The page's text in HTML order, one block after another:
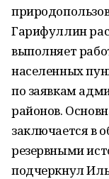
Гарифуллин
выполняет
населенных
по заявкам
районов.
заключается в
резервными
подчеркнул